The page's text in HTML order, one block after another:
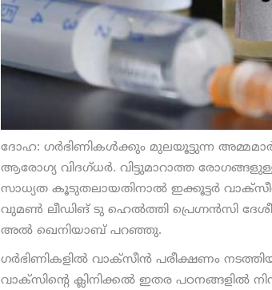
ദോഹ: ഗര്‍ഭിണികള്‍ക്കും മുലയൂട്ടുന്ന
ആരോഗ്യ വിദഗ്ധര്‍. വിട്ടുമാറാത്ത
സാധ്യത കൂടുതലായതിനാല്‍ ഇക്കൂട്ടര്‍
വുമണ്‍ ലീഡിങ് ടു ഹെല്‍ത്തി പ്രെഗ്നന്‍സി
അല്‍ ഖെനിയാബ് പറഞ്ഞു.
ഗര്‍ഭിണികളില്‍ വാക്സീന്‍ പരീക്ഷണം
വാക്സിന്റെ ക്ലിനിക്കല്‍ ഇതര പഠനങ്ങളില്‍